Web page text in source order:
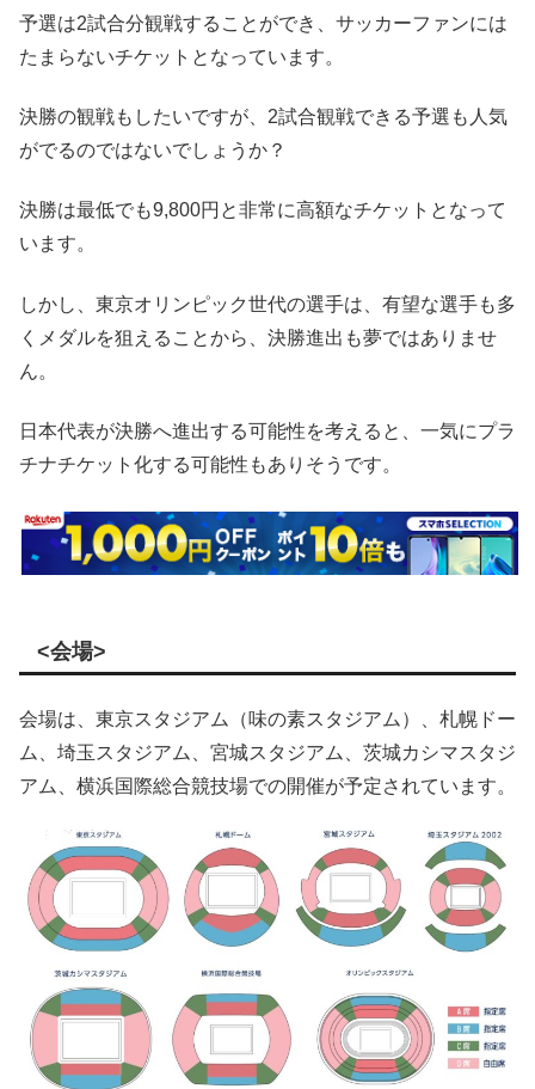
予選は2試合分観戦することができ、サッカーファンには
たまらないチケットとなっています。
決勝の観戦もしたいですが、2試合観戦できる予選も人気
がでるのではないでしょうか？
決勝は最低でも9,800円と非常に高額なチケットとなって
います。
しかし、東京オリンピック世代の選手は、有望な選手も多
くメダルを狙えることから、決勝進出も夢ではありませ
ん。
日本代表が決勝へ進出する可能性を考えると、一気にプラ
チナチケット化する可能性もありそうです。
<会場>
会場は、東京スタジアム（味の素スタジアム）、札幌ドー
ム、埼玉スタジアム、宮城スタジアム、茨城カシマスタジ
アム、横浜国際総合競技場での開催が予定されています。